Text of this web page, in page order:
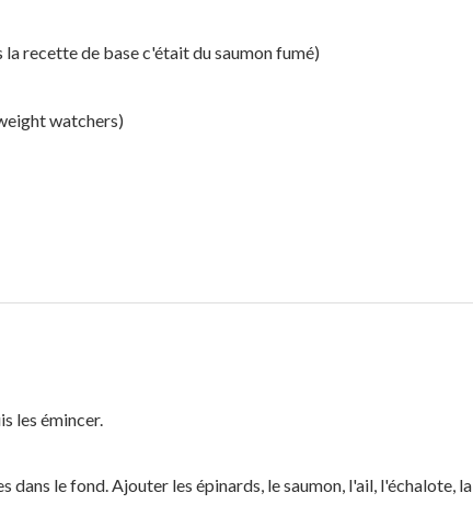
recette de base c'était du saumon fumé)
watchers)
les émincer.
dans le fond. Ajouter les épinards, le saumon, l'ail, l'échalote, la